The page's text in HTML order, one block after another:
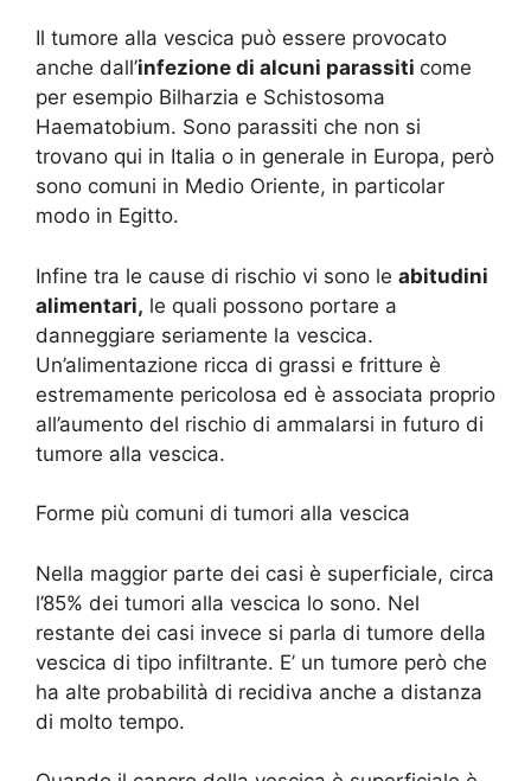
Il tumore alla vescica può essere provocato
anche dall’infezione di alcuni parassiti come
per esempio Bilharzia e Schistosoma
Haematobium. Sono parassiti che non si
trovano qui in Italia o in generale in Europa, però
sono comuni in Medio Oriente, in particolar
modo in Egitto.
Infine tra le cause di rischio vi sono le abitudini
alimentari, le quali possono portare a
danneggiare seriamente la vescica.
Un’alimentazione ricca di grassi e fritture è
estremamente pericolosa ed è associata proprio
all’aumento del rischio di ammalarsi in futuro di
tumore alla vescica.
Forme più comuni di tumori alla vescica
Nella maggior parte dei casi è superficiale, circa
l’85% dei tumori alla vescica lo sono. Nel
restante dei casi invece si parla di tumore della
vescica di tipo infiltrante. E’ un tumore però che
ha alte probabilità di recidiva anche a distanza
di molto tempo.